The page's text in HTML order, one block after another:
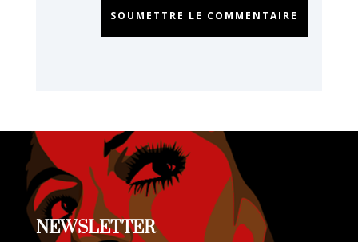
SOUMETTRE LE COMMENTAIRE
NEWSLETTER